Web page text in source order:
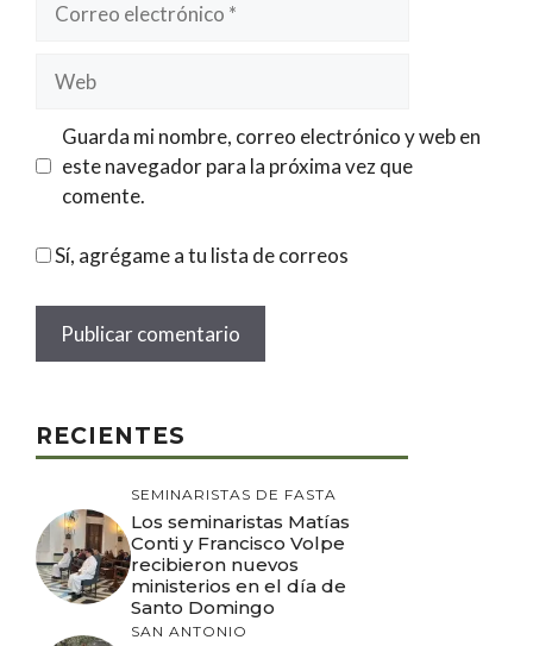
electrónico
Guarda mi nombre, correo electrónico y web en
este navegador para la próxima vez que
comente.
Sí, agrégame a tu lista de correos
RECIENTES
SEMINARISTAS DE FASTA
Los seminaristas Matías
Conti y Francisco Volpe
recibieron nuevos
ministerios en el día de
Santo Domingo
SAN ANTONIO